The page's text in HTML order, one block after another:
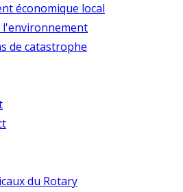
économique local
l'environnement
de catastrophe
du Rotary